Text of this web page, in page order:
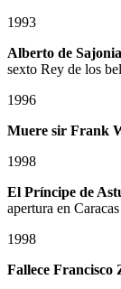
1993
Alberto de
sexto Rey de los
1996
Muere sir Frank
1998
El Príncipe de
apertura en
1998
Fallece Francisco